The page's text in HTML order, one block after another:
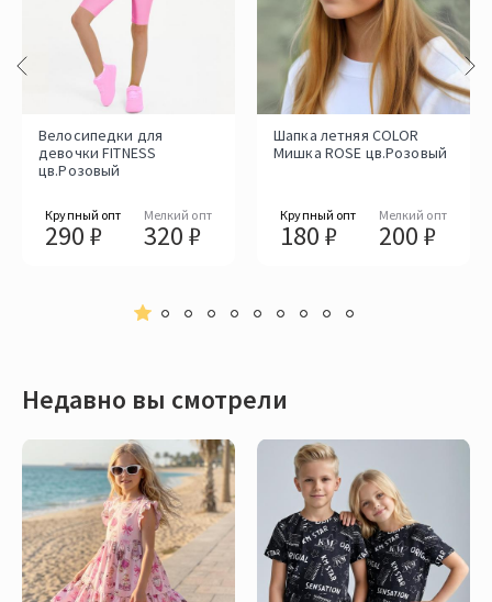
Велосипедки для
девочки FITNESS
цв.Розовый
Крупный опт
290 ₽
Мелкий опт
320 ₽
Шапка летняя COLOR
Мишка ROSE цв.Розовый
Крупный опт
180 ₽
Мелкий опт
200 ₽
Недавно вы смотрели